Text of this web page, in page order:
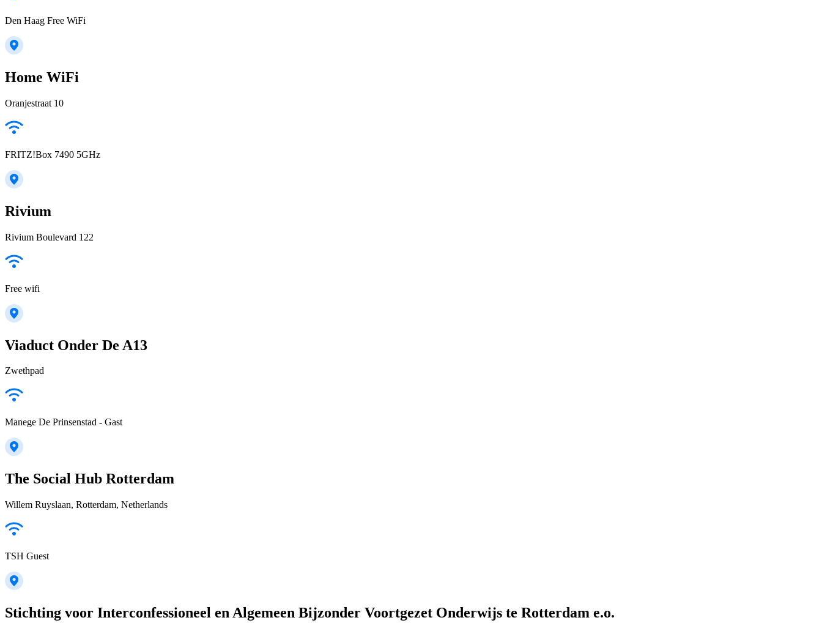
Den Haag Free WiFi
Home WiFi
Oranjestraat 10
FRITZ!Box 7490 5GHz
Rivium
Rivium Boulevard 122
Free wifi
Viaduct Onder De A13
Zwethpad
Manege De Prinsenstad - Gast
The Social Hub Rotterdam
Willem Ruyslaan, Rotterdam, Netherlands
TSH Guest
Stichting voor Interconfessioneel en Algemeen Bijzonder Voortgezet Onderwijs te Rotterdam e.o.